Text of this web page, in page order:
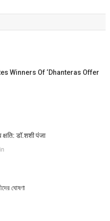
Winners Of ‘Dhanteras Offer
डॉ.शशी पंजा
ঘোষণা